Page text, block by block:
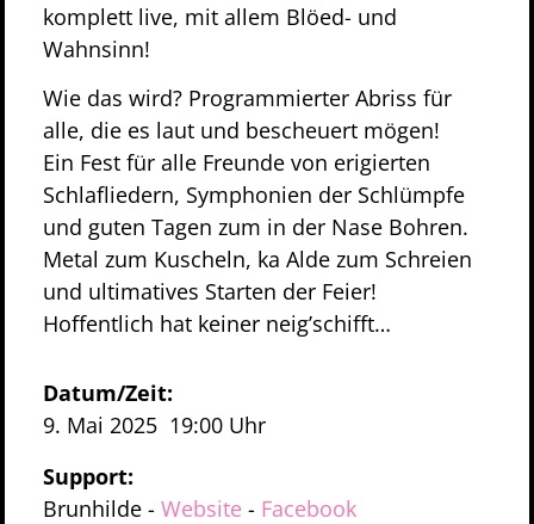
komplett live, mit allem Blöed- und
Wahnsinn!
Wie das wird? Programmierter Abriss für
alle, die es laut und bescheuert mögen!
Ein Fest für alle Freunde von erigierten
Schlafliedern, Symphonien der Schlümpfe
und guten Tagen zum in der Nase Bohren.
Metal zum Kuscheln, ka Alde zum Schreien
und ultimatives Starten der Feier!
Hoffentlich hat keiner neig’schifft…
Datum/Zeit:
9. Mai 2025 19:00 Uhr
Support:
Brunhilde - Website - Facebook